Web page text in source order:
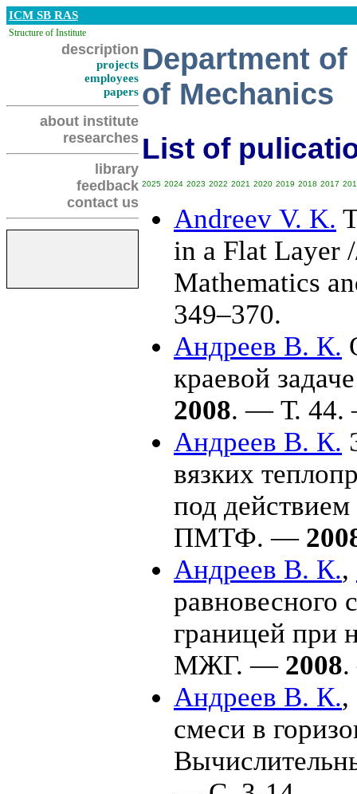
ICM SB RAS
Structure of Institute
description
projects
employees
papers
about institute
researches
library
feedback
contact us
Department
of Mechanics
List of
2025 2024 2023 2022 2021 2020 2019 2018 2017
Andreev V. K.
in a Flat Layer
Mathematics
349–370.
Андреев В. К.
краевой
2008. — Т.
Андреев В. К.
вязких
под
ПМТФ. —
Андреев В. К.,
равновесного
границей при
МЖГ. — 2008
Андреев В. К.,
смеси в